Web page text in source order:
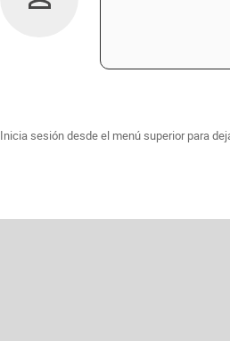
Inicia sesión desde el menú superior para